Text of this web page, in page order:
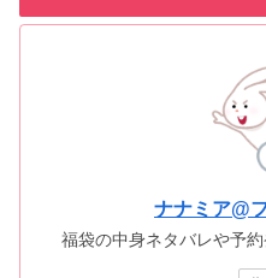
ナナミア@
福袋の中身ネタバレや予